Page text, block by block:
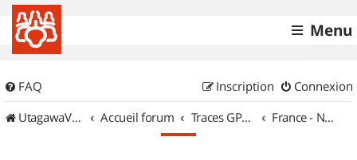
Menu
FAQ Connexion
Inscription
UtagawaVTT (Randos VTT et VTTAE avec traces GPS)
Accueil forum Traces GPS de randos VTT France - Nord Est